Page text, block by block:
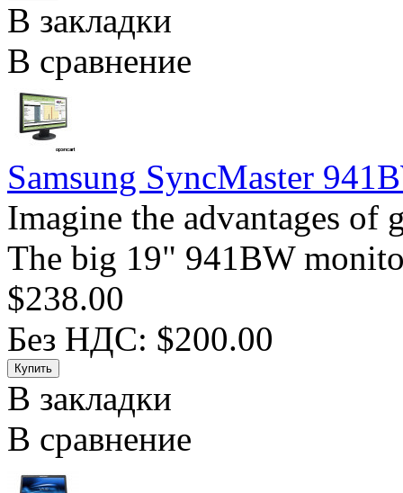
В закладки
В сравнение
Samsung SyncMaster
Imagine the advantages
The big 19" 941BW
$238.00
Без НДС: $200.00
В закладки
В сравнение